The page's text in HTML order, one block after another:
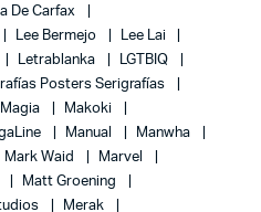
De Carfax
Lee Bermejo
Lee Lai
Letrablanka
LGTBIQ
Posters Serigrafías
Magia
Makoki
Manual
Manwha
Mark Waid
Marvel
Matt Groening
Merak